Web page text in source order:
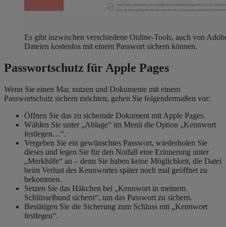
Es gibt inzwischen verschiedene Online-Tools, auch von
Dateien kostenlos mit einem Passwort sichern können.
Passwortschutz für Apple Pages
Wenn Sie einen Mac nutzen und Dokumente mit einem
Passwortschutz sichern möchten, gehen Sie folgendermaßen vor:
Öffnen Sie das zu sichernde Dokument mit Apple Pages.
Wählen Sie unter „Ablage“ im Menü die Option „Kennwort
festlegen…“.
Vergeben Sie ein gewünschtes Passwort, wiederholen Sie
dieses und legen Sie für den Notfall eine Erinnerung unter
„Merkhilfe“ an – denn Sie haben keine Möglichkeit, die Datei
beim Verlust des Kennwortes später noch mal geöffnet zu
bekommen.
Setzen Sie das Häkchen bei „Kennwort in meinem
Schlüsselbund sichern“, um das Passwort zu sichern.
Bestätigen Sie die Sicherung zum Schluss mit „Kennwort
festlegen“.